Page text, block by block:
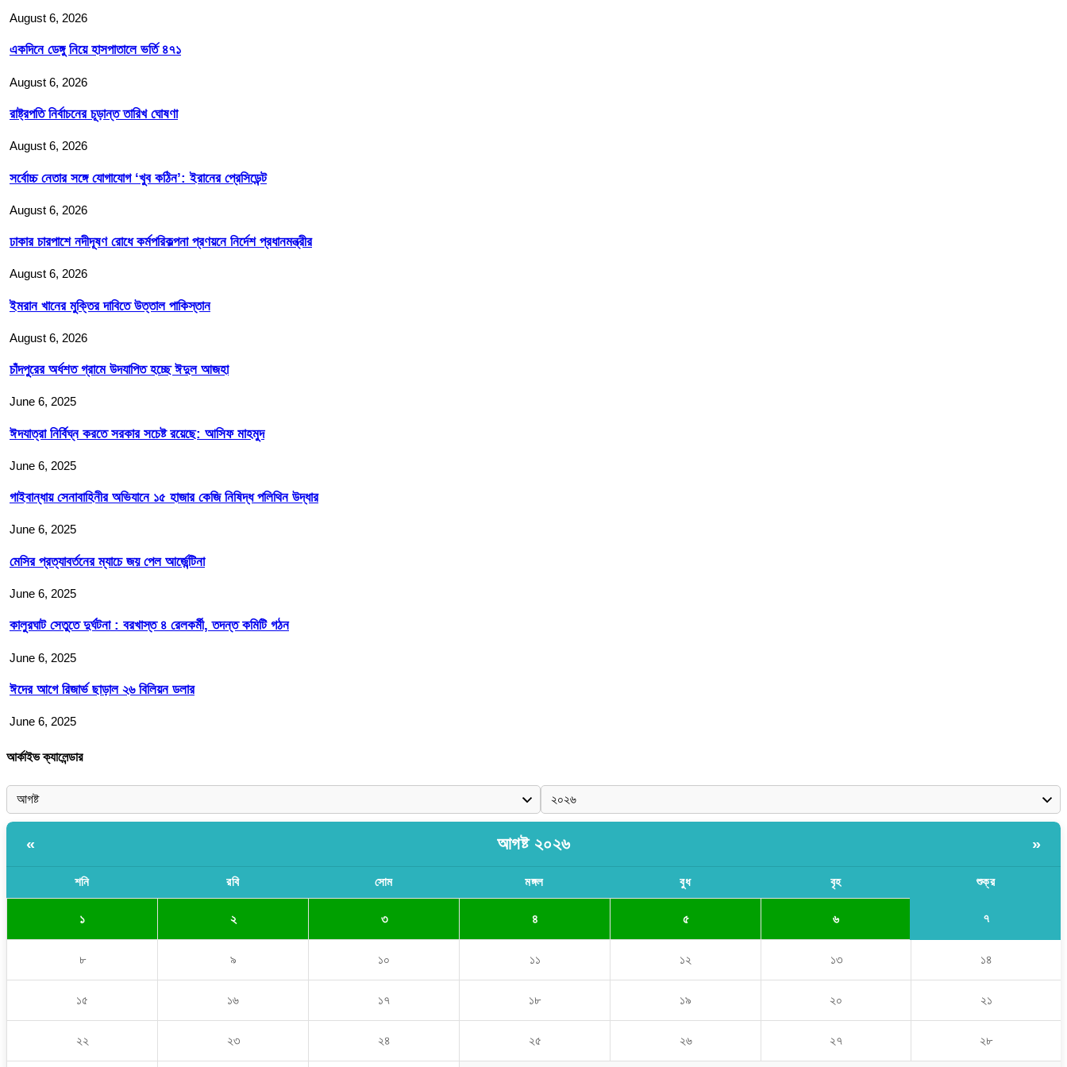
August 6, 2026
একদিনে ডেঙ্গু নিয়ে হাসপাতালে ভর্তি ৪৭১
August 6, 2026
রাষ্ট্রপতি নির্বাচনের চূড়ান্ত তারিখ ঘোষণা
August 6, 2026
সর্বোচ্চ নেতার সঙ্গে যোগাযোগ ‘খুব কঠিন’: ইরানের প্রেসিডেন্ট
August 6, 2026
ঢাকার চারপাশে নদীদূষণ রোধে কর্মপরিকল্পনা প্রণয়নে নির্দেশ প্রধানমন্ত্রীর
August 6, 2026
ইমরান খানের মুক্তির দাবিতে উত্তাল পাকিস্তান
August 6, 2026
চাঁদপুরের অর্ধশত গ্রামে উদযাপিত হচ্ছে ঈদুল আজহা
June 6, 2025
ঈদযাত্রা নির্বিঘ্ন করতে সরকার সচেষ্ট রয়েছে: আসিফ মাহমুদ
June 6, 2025
গাইবান্ধায় সেনাবাহিনীর অভিযানে ১৫ হাজার কেজি নিষিদ্ধ পলিথিন উদ্ধার
June 6, 2025
মেসির প্রত্যাবর্তনের ম্যাচে জয় পেল আর্জেন্টিনা
June 6, 2025
কালুরঘাট সেতুতে দুর্ঘটনা : বরখাস্ত ৪ রেলকর্মী, তদন্ত কমিটি গঠন
June 6, 2025
ঈদের আগে রিজার্ভ ছাড়াল ২৬ বিলিয়ন ডলার
June 6, 2025
আর্কাইভ ক্যালেন্ডার
« আগষ্ট ২০২৬ »
শনি রবি সোম মঙ্গল বুধ বৃহ শুক্র
১ ২ ৩ ৪ ৫ ৬ ৭
৮ ৯ ১০ ১১ ১২ ১৩ ১৪
১৫ ১৬ ১৭ ১৮ ১৯ ২০ ২১
২২ ২৩ ২৪ ২৫ ২৬ ২৭ ২৮